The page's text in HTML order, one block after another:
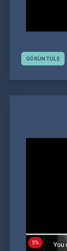
GÖRÜNTÜLE